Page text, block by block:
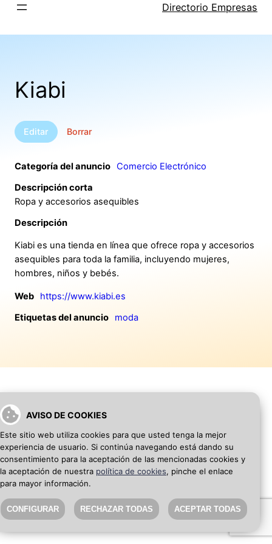
AVISO DE COOKIES
Este sitio web utiliza cookies para que usted tenga la mejor
experiencia de usuario. Si continúa navegando está dando su
consentimiento para la aceptación de las mencionadas cookies y
la aceptación de nuestra política de cookies, pinche el enlace
para mayor información.
CONFIGURAR RECHAZAR TODAS ACEPTAR TODAS
Saltar
Directorio Empresas
Kiabi
Editar Borrar
Categoría del anuncio Comercio Electrónico
Descripción corta
Ropa y accesorios asequibles
Descripción
Kiabi es una tienda en línea que ofrece ropa y accesorios
asequibles para toda la familia, incluyendo mujeres,
hombres, niños y bebés.
Web
https://www.kiabi.es
Etiquetas del anuncio
moda
VOLVER A INICIO
SEO Blog ·Aviso Legal·Política de privacidad